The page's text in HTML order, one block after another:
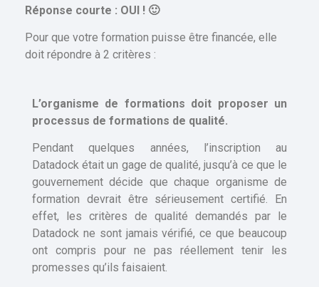
Réponse courte : OUI ! 🙂
Pour que votre formation puisse être financée, elle
doit répondre à 2 critères :
L’organisme de formations doit proposer un
processus de formations de qualité.
Pendant quelques années, l’inscription au
Datadock était un gage de qualité, jusqu’à ce que le
gouvernement décide que chaque organisme de
formation devrait être sérieusement certifié. En
effet, les critères de qualité demandés par le
Datadock ne sont jamais vérifié, ce que beaucoup
ont compris pour ne pas réellement tenir les
promesses qu’ils faisaient.